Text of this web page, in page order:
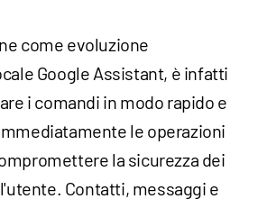
come evoluzione
Google Assistant, è infatti
i comandi in modo rapido e
le operazioni
la sicurezza dei
Contatti, messaggi e